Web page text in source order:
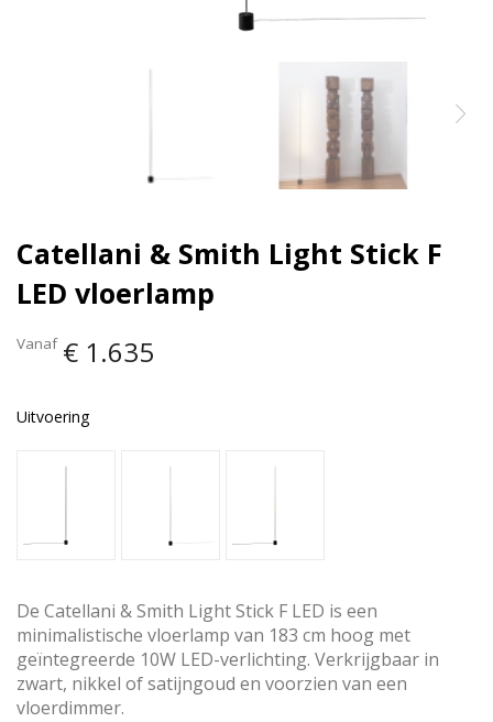
Catellani & Smith Light Stick F
LED vloerlamp
Vanaf € 1.635
Uitvoering
De Catellani & Smith Light Stick F LED is een
minimalistische vloerlamp van 183 cm hoog met
geïntegreerde 10W LED-verlichting. Verkrijgbaar in
zwart, nikkel of satijngoud en voorzien van een
vloerdimmer.